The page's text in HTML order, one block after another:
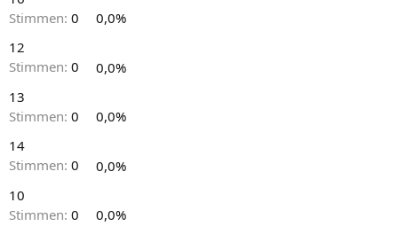
Stimmen: 0
0,0%
12
Stimmen: 0
0,0%
13
Stimmen: 0
0,0%
14
Stimmen: 0
0,0%
10
Stimmen: 0
0,0%